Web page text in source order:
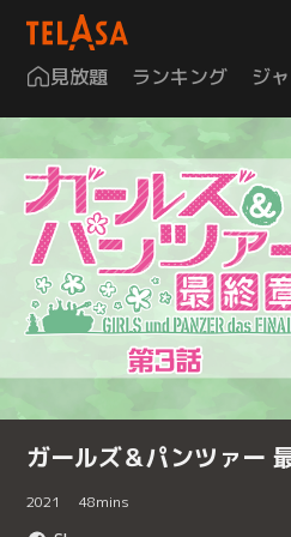
見放題 ランキング ジ
ガールズ＆パンツァー
2021 48mins